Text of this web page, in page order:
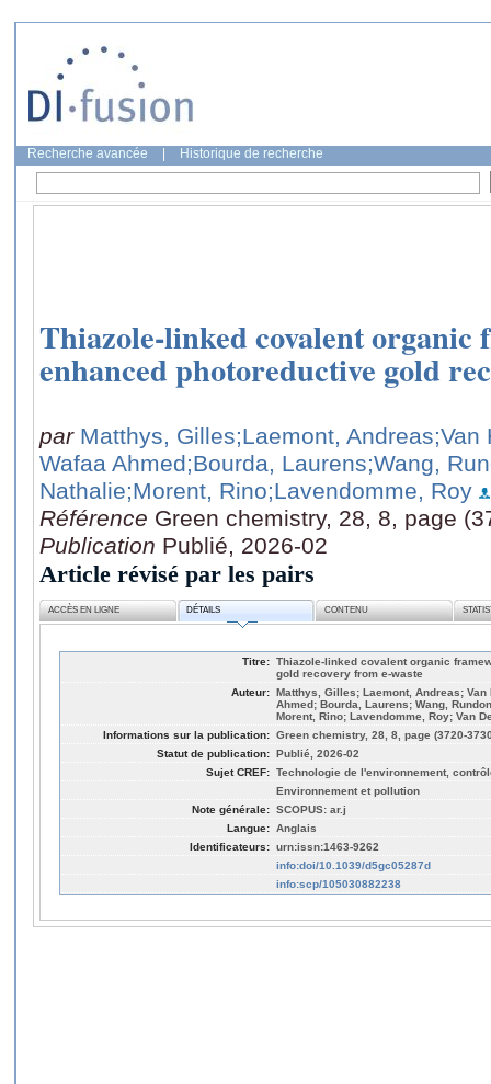
Recherche avancée Historique de recherche
Thiazole-linked covalent organic
enhanced photoreductive gold
par Matthys, Gilles;Laemont, Andreas;Van
Wafaa Ahmed;Bourda, Laurens;Wang,
Nathalie;Morent, Rino;Lavendomme, Roy
Référence Green chemistry, 28, 8, page
Publication Publié, 2026-02
Article révisé par les pairs
ACCÈS EN LIGNE DÉTAILS CONTENU
Titre: Thiazole-linked covalent organic
gold recovery from e-waste
Auteur: Matthys, Gilles; Laemont, Andreas; Van
Ahmed; Bourda, Laurens; Wang,
Morent, Rino; Lavendomme, Roy; Van
Informations sur la publication: Green chemistry, 28, 8, page (3720-
Statut de publication: Publié, 2026-02
Sujet CREF: Technologie de l'environnement,
Environnement et pollution
Note générale: SCOPUS: ar.j
Langue: Anglais
Identificateurs: urn:issn:1463-9262
info:doi/10.1039/d5gc05287d
info:scp/105030882238